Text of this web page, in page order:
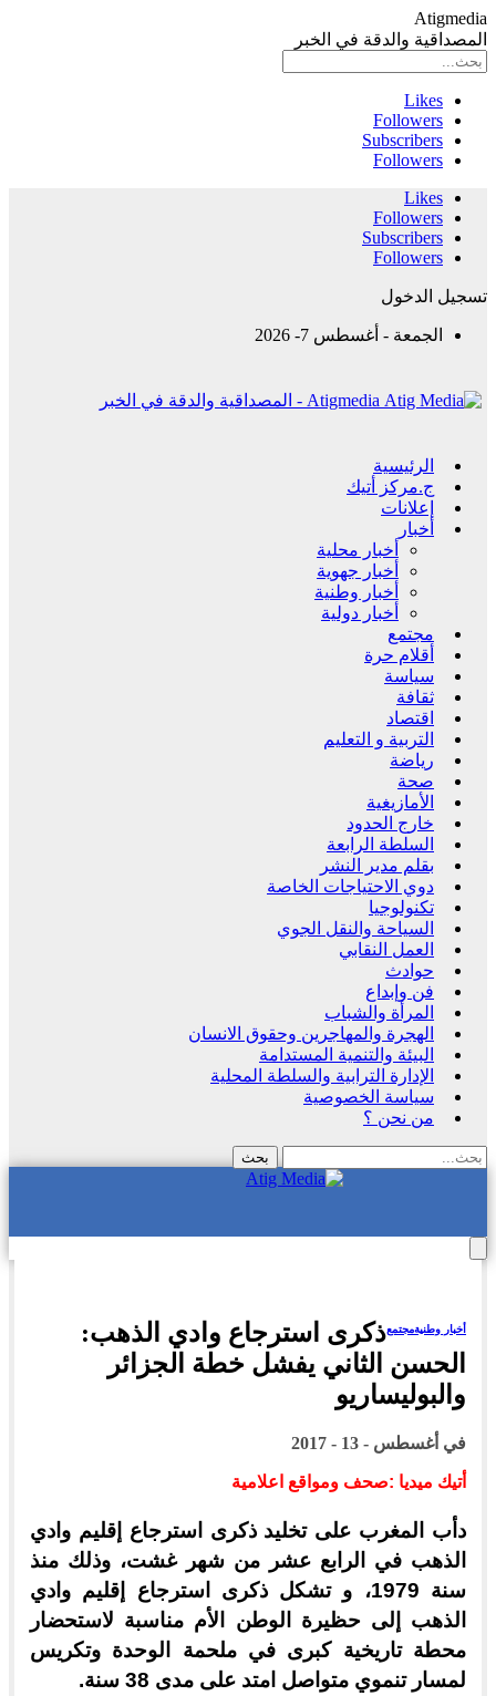
Atigmedia
المصداقية والدقة في الخبر
Likes
Followers
Subscribers
Followers
Likes
Followers
Subscribers
Followers
تسجيل الدخول
الجمعة - أغسطس 7- 2026
Atigmedia - المصداقية والدقة في الخبر
الرئيسية
ج.مركز أتيك
إعلانات
أخبار
أخبار محلية
أخبار جهوية
أخبار وطنية
أخبار دولية
مجتمع
أقلام حرة
سياسة
ثقافة
اقتصاد
التربية و التعليم
رياضة
صحة
الأمازيغية
خارج الحدود
السلطة الرابعة
بقلم مدير النشر
دوي الاحتياجات الخاصة
تكنولوجيا
السياحة والنقل الجوي
العمل النقابي
حوادث
فن وإبداع
المرأة والشباب
الهجرة والمهاجرين وحقوق الانسان
البيئة والتنمية المستدامة
الإدارة الترابية والسلطة المحلية
سياسة الخصوصية
من نحن ؟
أخبار وطنيةمجتمعذكرى استرجاع وادي الذهب:
الحسن الثاني يفشل خطة الجزائر
والبوليساريو
في أغسطس - 13 - 2017
أتيك ميديا :صحف ومواقع اعلامية
دأب المغرب على تخليد ذكرى استرجاع إقليم وادي
الذهب في الرابع عشر من شهر غشت، وذلك منذ
سنة 1979، و تشكل ذكرى استرجاع إقليم وادي
الذهب إلى حظيرة الوطن الأم مناسبة لاستحضار
محطة تاريخية كبرى في ملحمة الوحدة وتكريس
لمسار تنموي متواصل امتد على مدى 38 سنة.